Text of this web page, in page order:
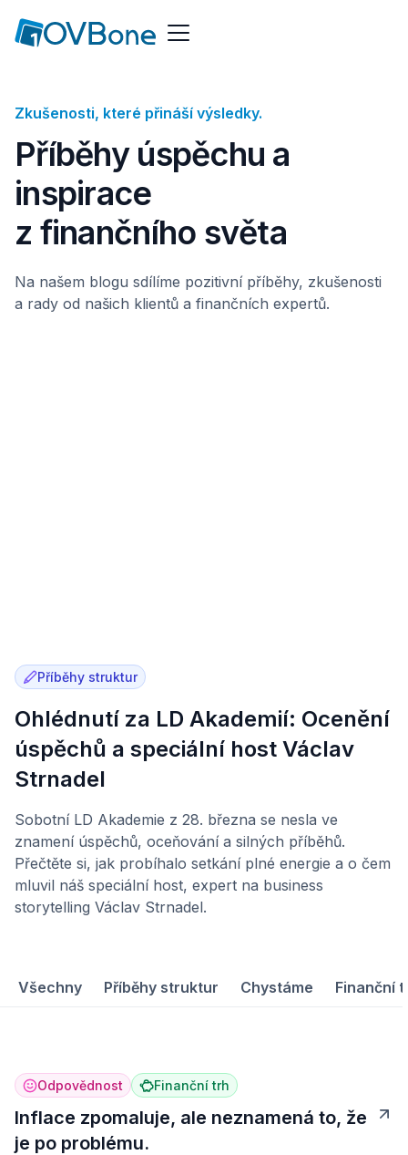
Zkušenosti, které přináší výsledky.
Příběhy úspěchu a
inspirace
z finančního světa
Na našem blogu sdílíme pozitivní příběhy, zkušenosti
a rady od našich klientů a finančních expertů.
Příběhy struktur
Ohlédnutí za LD Akademií: Ocenění
úspěchů a speciální host Václav
Strnadel
Sobotní LD Akademie z 28. března se nesla ve
znamení úspěchů, oceňování a silných příběhů.
Přečtěte si, jak probíhalo setkání plné energie a o čem
mluvil náš speciální host, expert na business
storytelling Václav Strnadel.
Všechny Příběhy struktur Chystáme Finanční
Odpovědnost Finanční trh
Inflace zpomaluje, ale neznamená to, že
je po problému.